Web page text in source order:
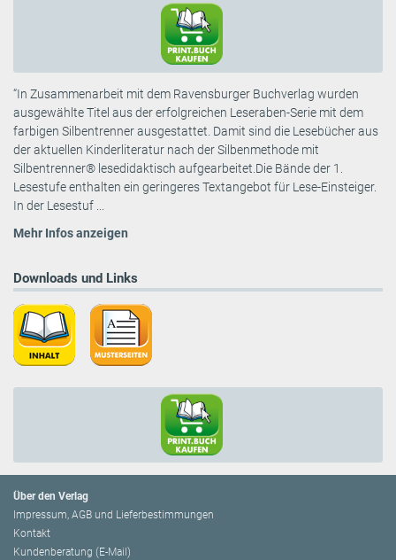
“In Zusammenarbeit mit dem Ravensburger Buchverlag wurden
ausgewählte Titel aus der erfolgreichen Leseraben-Serie mit dem
farbigen Silbentrenner ausgestattet. Damit sind die Lesebücher aus
der aktuellen Kinderliteratur nach der Silbenmethode mit
Silbentrenner® lesedidaktisch aufgearbeitet.Die Bände der 1.
Lesestufe enthalten ein geringeres Textangebot für Lese-Einsteiger.
In der Lesestuf ...
Mehr Infos anzeigen
Downloads und Links
Über den Verlag
Impressum, AGB und Lieferbestimmungen
Kontakt
Kundenberatung (E-Mail)